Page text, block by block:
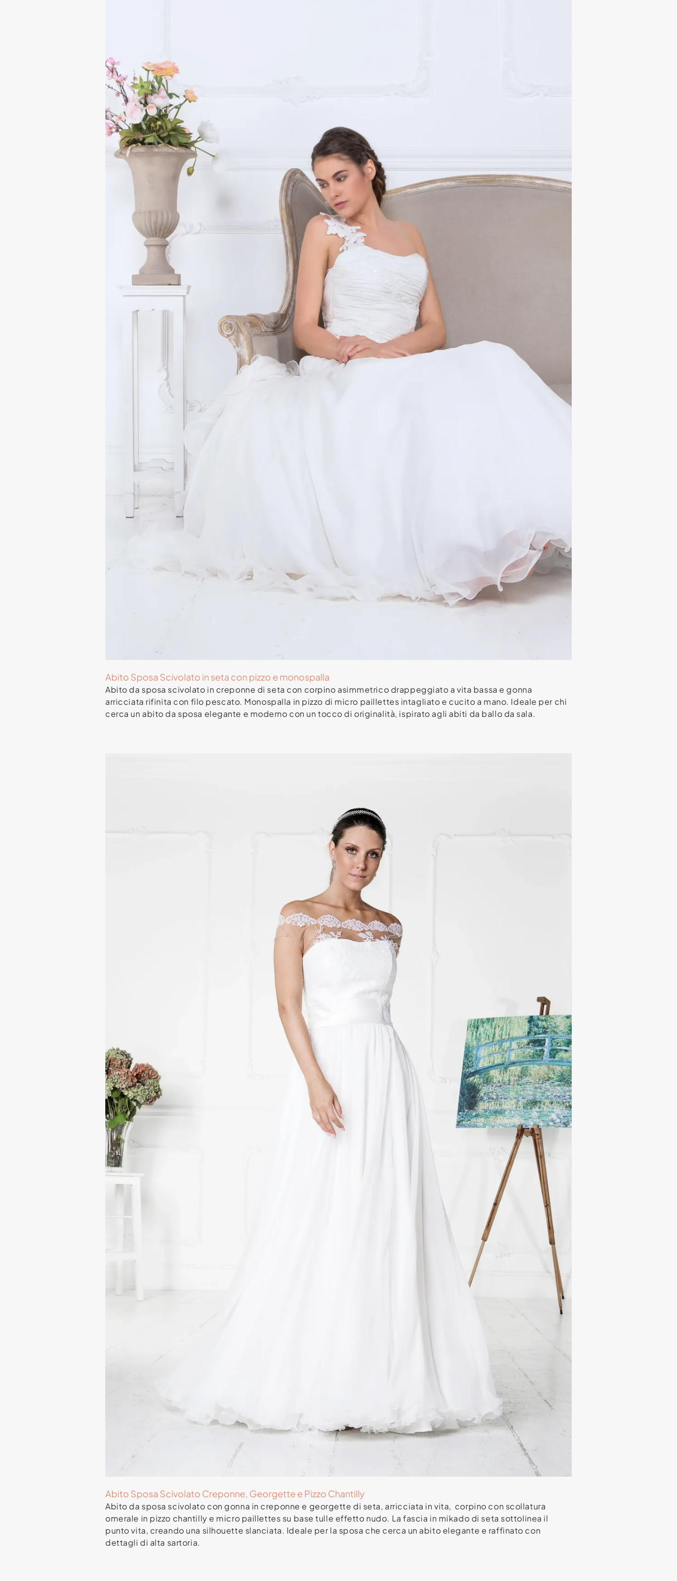
Abito Sposa Scivolato in seta con pizzo e monospalla
Abito da sposa scivolato in creponne di seta con corpino asimmetrico drappeggiato a vita bassa e gonna
arricciata rifinita con filo pescato. Monospalla in pizzo di micro paillettes intagliato e cucito a mano. Ideale per chi
cerca un abito da sposa elegante e moderno con un tocco di originalità, ispirato agli abiti da ballo da sala.
Abito Sposa Scivolato Creponne, Georgette e Pizzo Chantilly
Abito da sposa scivolato con gonna in creponne e georgette di seta, arricciata in vita, corpino con scollatura
omerale in pizzo chantilly e micro paillettes su base tulle effetto nudo. La fascia in mikado di seta sottolinea il
punto vita, creando una silhouette slanciata. Ideale per la sposa che cerca un abito elegante e raffinato con
dettagli di alta sartoria.